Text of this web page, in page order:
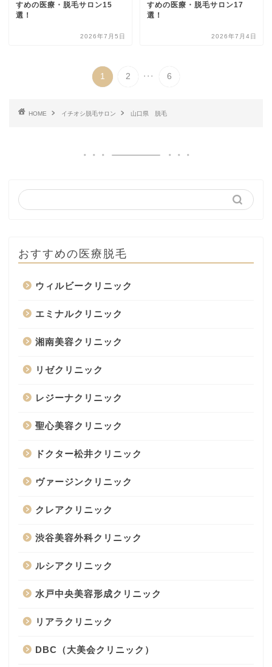
すめの医療・脱毛サロン15
選！
2026年7月5日
すめの医療・脱毛サロン17
選！
2026年7月4日
1 2 ... 6
HOME イチオシ脱毛サロン 山口県 脱毛
おすすめの医療脱毛
ウィルビークリニック
エミナルクリニック
湘南美容クリニック
リゼクリニック
レジーナクリニック
聖心美容クリニック
ドクター松井クリニック
ヴァージンクリニック
クレアクリニック
渋谷美容外科クリニック
ルシアクリニック
水戸中央美容形成クリニック
リアラクリニック
DBC（大美会クリニック）